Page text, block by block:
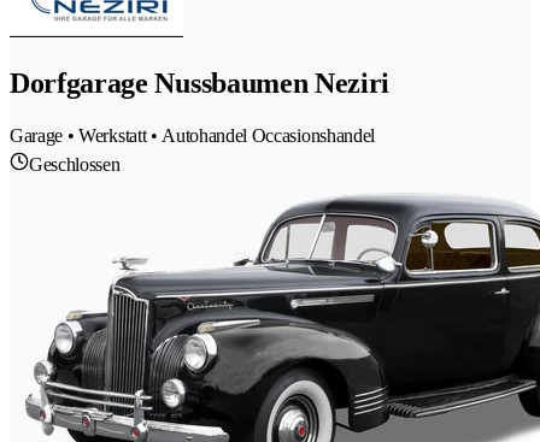
Dorfgarage Nussbaumen Neziri
Garage • Werkstatt • Autohandel Occasionshandel
Geschlossen